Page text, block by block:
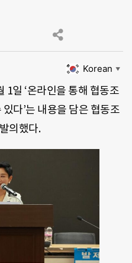
Korean ▼
1일 ‘온라인을 통해 협동조
다’는 내용을 담은 협동조
의했다.